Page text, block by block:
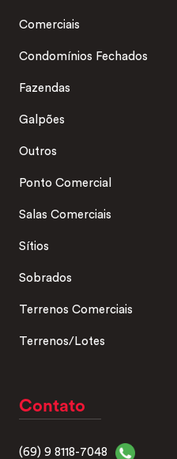
Comerciais
Condomínios Fechados
Fazendas
Galpões
Outros
Ponto Comercial
Salas Comerciais
Sítios
Sobrados
Terrenos Comerciais
Terrenos/Lotes
Contato
(69) 9 8118-7048